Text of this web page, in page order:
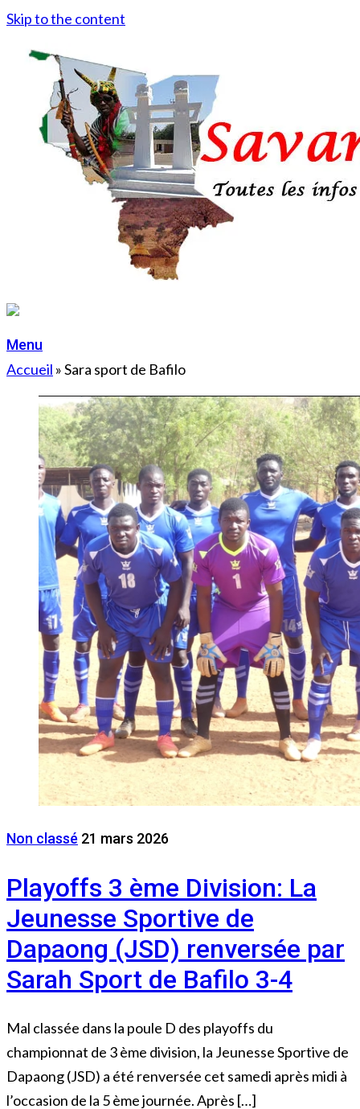
Skip to the content
Menu
Accueil »Sara sport de Bafilo
Non classé 21 mars 2026
Playoffs 3 ème Division: La
Jeunesse Sportive de
Dapaong (JSD) renversée par
Sarah Sport de Bafilo 3-4
Mal classée dans la poule D des playoffs du
championnat de 3 ème division, la Jeunesse Sportive de
Dapaong (JSD) a été renversée cet samedi après midi à
l’occasion de la 5 ème journée. Après […]